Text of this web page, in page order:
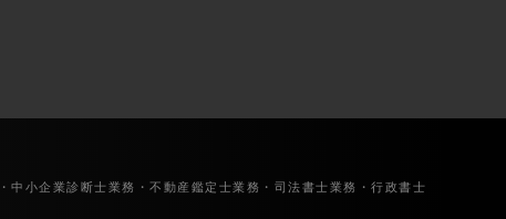
中小企業診断士業務・不動産鑑定士業務・司法書士業務・行政書士